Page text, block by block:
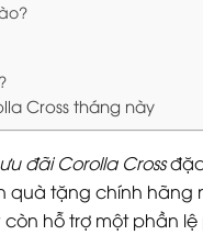
Cross tháng này
ưu đãi Corolla Crossđặc
quà tặng chính
hỗ trợ một phần